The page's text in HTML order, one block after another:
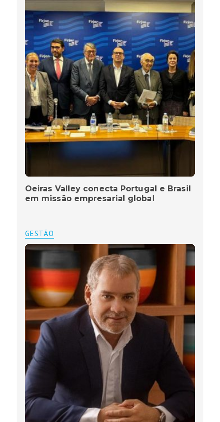
Oeiras Valley conecta Portugal e Brasil
em missão empresarial global
GESTÃO